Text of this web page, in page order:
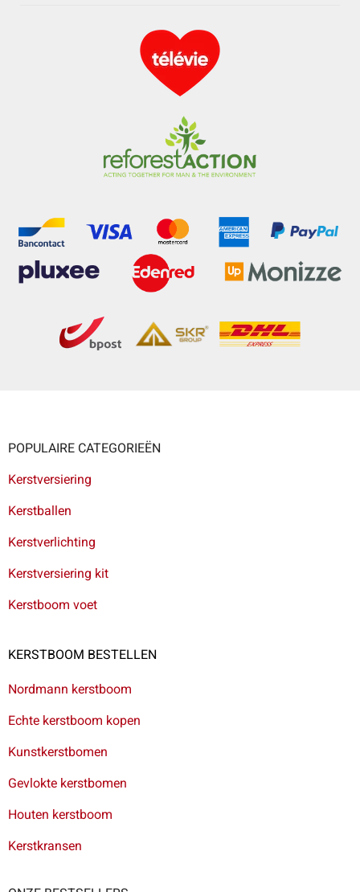
POPULAIRE CATEGORIEËN
Kerstversiering
Kerstballen
Kerstverlichting
Kerstversiering kit
Kerstboom voet
KERSTBOOM BESTELLEN
Nordmann kerstboom
Echte kerstboom kopen
Kunstkerstbomen
Gevlokte kerstbomen
Houten kerstboom
Kerstkransen